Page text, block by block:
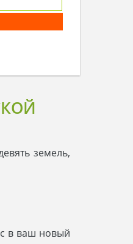
земель,
в ваш новый